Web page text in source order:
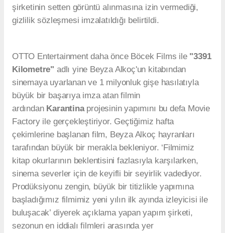
şirketinin setten görüntü alınmasına izin vermediği,
gizlilik sözleşmesi imzalatıldığı belirtildi.
OTTO Entertainment daha önce Böcek Films ile "3391
Kilometre" adlı yine Beyza Alkoç'un kitabından
sinemaya uyarlanan ve 1 milyonluk gişe hasılatıyla
büyük bir başarıya imza atan filmin
ardından Karantinaprojesinin yapımını bu defa Movie
Factory ile gerçekleştiriyor. Geçtiğimiz hafta
çekimlerine başlanan film, Beyza Alkoç hayranları
tarafından büyük bir merakla bekleniyor. ‘Filmimiz
kitap okurlarının beklentisini fazlasıyla karşılarken,
sinema severler için de keyifli bir seyirlik vadediyor.
Prodüksiyonu zengin, büyük bir titizlikle yapımına
başladığımız filmimiz yeni yılın ilk ayında izleyicisi ile
buluşacak’ diyerek açıklama yapan yapım şirketi,
sezonun en iddialı filmleri arasında yer